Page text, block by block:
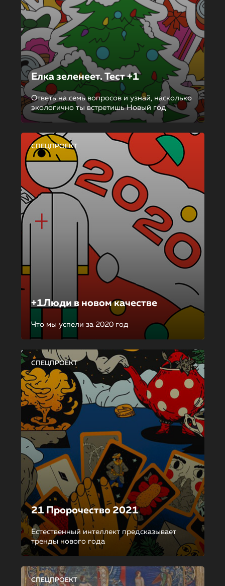
Елка зеленеет. Тест +1
Ответь на семь вопросов и узнай, насколько
экологично ты встретишь Новый год
СПЕЦПРОЕКТ
+1Люди в новом качестве
Что мы успели за 2020 год
СПЕЦПРОЕКТ
21 Пророчество 2021
Естественный интеллект предсказывает
тренды нового года
СПЕЦПРОЕКТ